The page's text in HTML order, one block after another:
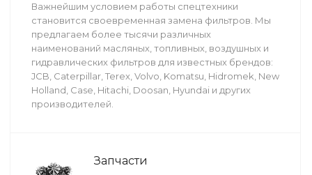
Важнейшим условием работы спецтехники
становится своевременная замена фильтров. Мы
предлагаем более тысячи различных
наименований масляных, топливных, воздушных и
гидравлических фильтров для известных брендов:
JCB, Caterpillar, Terex, Volvo, Komatsu, Hidromek, New
Holland, Case, Hitachi, Doosan, Hyundai и других
производителей.
Запчасти